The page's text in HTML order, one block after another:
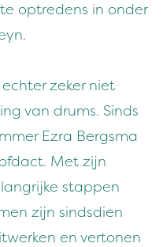
optredens in onder
zeker niet
van drums. Sinds
Ezra Bergsma
Met zijn
stappen
zijn sindsdien
en vertonen